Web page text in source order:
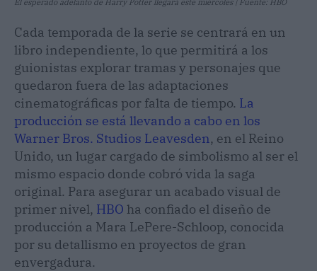
Cada temporada de la serie se centrará en un
libro independiente, lo que permitirá a los
guionistas explorar tramas y personajes que
quedaron fuera de las adaptaciones
cinematográficas por falta de tiempo. La
producción se está llevando a cabo en los
Warner Bros. Studios Leavesden, en el Reino
Unido, un lugar cargado de simbolismo al ser el
mismo espacio donde cobró vida la saga
original. Para asegurar un acabado visual de
primer nivel, HBO ha confiado el diseño de
producción a Mara LePere-Schloop, conocida
por su detallismo en proyectos de gran
envergadura.